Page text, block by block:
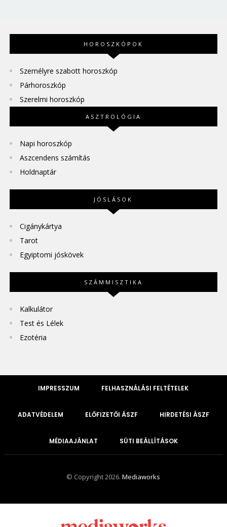
HOROSZKÓPOK
Személyre szabott horoszkóp
Párhoroszkóp
Szerelmi horoszkóp
ASZTROLÓGIA
Napi horoszkóp
Aszcendens számítás
Holdnaptár
JÓSLÁSOK
Cigánykártya
Tarot
Egyiptomi jóskövek
SZÁMMISZTIKA
Kalkulátor
Test és Lélek
Ezotéria
IMPRESSZUM FELHASZNÁLÁSI FELTÉTELEK
ADATVÉDELEM ELŐFIZETŐI ÁSZF HIRDETÉSI ÁSZF
MÉDIAAJÁNLAT SÜTI BEÁLLÍTÁSOK
© Copyright 2026.Mediaworks